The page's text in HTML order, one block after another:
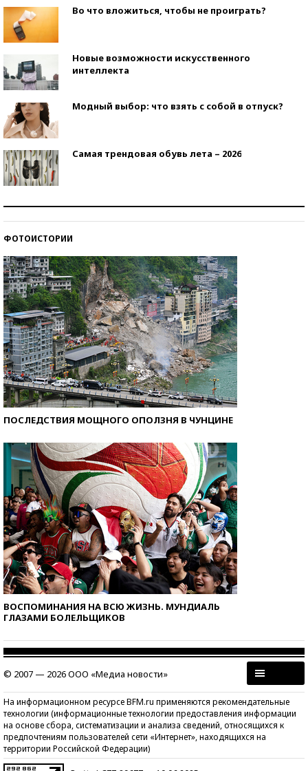
Во что вложиться, чтобы не проиграть?
Новые возможности искусственного
интеллекта
Модный выбор: что взять с собой в отпуск?
Самая трендовая обувь лета – 2026
ФОТОИСТОРИИ
ПОСЛЕДСТВИЯ МОЩНОГО ОПОЛЗНЯ В ЧУНЦИНЕ
ВОСПОМИНАНИЯ НА ВСЮ ЖИЗНЬ. МУНДИАЛЬ
ГЛАЗАМИ БОЛЕЛЬЩИКОВ
© 2007 — 2026 ООО «Медиа новости»
На информационном ресурсе BFM.ru применяются рекомендательные
технологии (информационные технологии предоставления информации
на основе сбора, систематизации и анализа сведений, относящихся к
предпочтениям пользователей сети «Интернет», находящихся на
территории Российской Федерации)